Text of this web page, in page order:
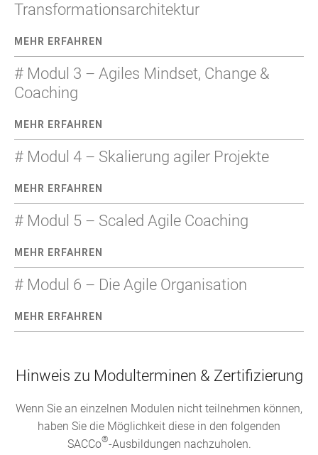
Transformationsarchitektur
MEHR ERFAHREN
# Modul 3 – Agiles Mindset, Change &
Coaching
MEHR ERFAHREN
# Modul 4 – Skalierung agiler Projekte
MEHR ERFAHREN
# Modul 5 – Scaled Agile Coaching
MEHR ERFAHREN
# Modul 6 – Die Agile Organisation
MEHR ERFAHREN
Hinweis zu Modulterminen & Zertifizierung
Wenn Sie an einzelnen Modulen nicht teilnehmen können,
haben Sie die Möglichkeit diese in den folgenden
SACCo®-Ausbildungen nachzuholen.